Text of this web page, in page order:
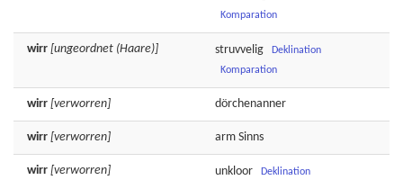
Komparation
wirr [ungeordnet (Haare)] struvvelig
Deklination
Komparation
wirr [verworren] dörchenanner
wirr [verworren] arm Sinns
wirr [verworren] unkloor Deklination